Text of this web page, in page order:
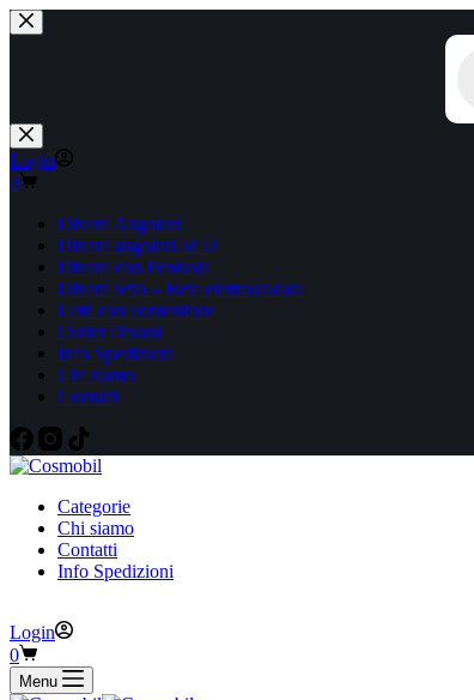
Salta
al
Login
Carrello
0
Divani Angolari
Divani angolari ad U
Divani con Penisola
Divani letto – Rete elettrosaldata
Letti con contenitore
Outlet Divani
Info Spedizioni
Chi siamo
Contatti
Categorie
Chi siamo
Contatti
Info Spedizioni
Login
Carrello
0
Menu